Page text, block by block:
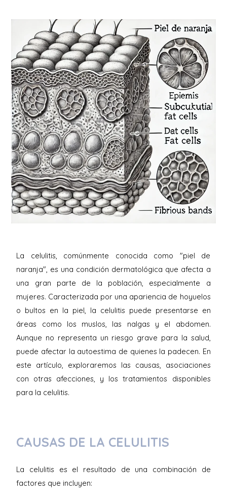
La celulitis, comúnmente conocida como "piel de
naranja", es una condición dermatológica que afecta a
una gran parte de la población, especialmente a
mujeres. Caracterizada por una apariencia de hoyuelos
o bultos en la piel, la celulitis puede presentarse en
áreas como los muslos, las nalgas y el abdomen.
Aunque no representa un riesgo grave para la salud,
puede afectar la autoestima de quienes la padecen. En
este artículo, exploraremos las causas, asociaciones
con otras afecciones, y los tratamientos disponibles
para la celulitis.
CAUSAS DE LA CELULITIS
La celulitis es el resultado de una combinación de
factores que incluyen: